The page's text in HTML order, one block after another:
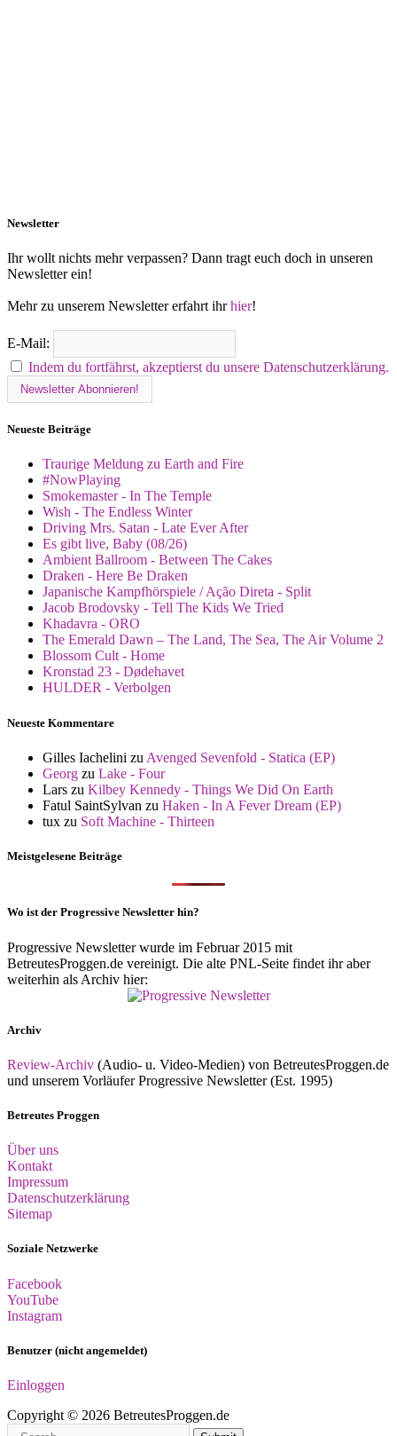
Newsletter
Ihr wollt nichts mehr verpassen? Dann tragt euch doch in unseren
Newsletter ein!
Mehr zu unserem Newsletter erfahrt ihrhier!
E-Mail:
Indem du fortfährst, akzeptierst du unsere Datenschutzerklärung.
Neueste Beiträge
Traurige Meldung zu Earth and Fire
#NowPlaying
Smokemaster - In The Temple
Wish - The Endless Winter
Driving Mrs. Satan - Late Ever After
Es gibt live, Baby (08/26)
Ambient Ballroom - Between The Cakes
Draken - Here Be Draken
Japanische Kampfhörspiele / Ação Direta - Split
Jacob Brodovsky - Tell The Kids We Tried
Khadavra - ORO
The Emerald Dawn – The Land, The Sea, The Air Volume 2
Blossom Cult - Home
Kronstad 23 - Dødehavet
HULDER - Verbolgen
Neueste Kommentare
Gilles Iachelini zu Avenged Sevenfold - Statica (EP)
Georg zu Lake - Four
Lars zu Kilbey Kennedy - Things We Did On Earth
Fatul SaintSylvan zu Haken - In A Fever Dream (EP)
tux zu Soft Machine - Thirteen
Meistgelesene Beiträge
Wo ist der Progressive Newsletter hin?
Progressive Newsletter wurde im Februar 2015 mit
BetreutesProggen.de vereinigt. Die alte PNL-Seite findet ihr aber
weiterhin als Archiv hier:
Archiv
Review-Archiv (Audio- u. Video-Medien) von BetreutesProggen.de
und unserem Vorläufer Progressive Newsletter (Est. 1995)
Betreutes Proggen
Über uns
Kontakt
Impressum
Datenschutzerklärung
Sitemap
Soziale Netzwerke
Facebook
YouTube
Instagram
Benutzer (nicht angemeldet)
Einloggen
Copyright © 2026 BetreutesProggen.de